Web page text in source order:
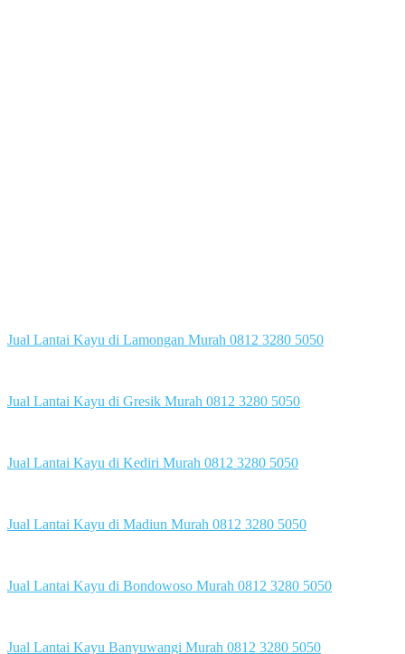
Jual Lantai Kayu di Lamongan Murah 0812 3280 5050
Jual Lantai Kayu di Gresik Murah 0812 3280 5050
Jual Lantai Kayu di Kediri Murah 0812 3280 5050
Jual Lantai Kayu di Madiun Murah 0812 3280 5050
Jual Lantai Kayu di Bondowoso Murah 0812 3280 5050
Jual Lantai Kayu Banyuwangi Murah 0812 3280 5050